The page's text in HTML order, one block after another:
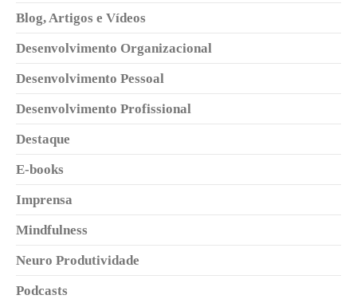
Blog, Artigos e Vídeos
Desenvolvimento Organizacional
Desenvolvimento Pessoal
Desenvolvimento Profissional
Destaque
E-books
Imprensa
Mindfulness
Neuro Produtividade
Podcasts